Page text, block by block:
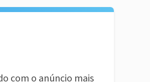
com o anúncio mais